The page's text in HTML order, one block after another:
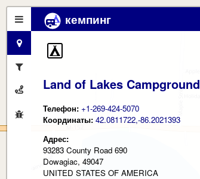
кемпинг
Land of Lakes Campground
Телефон: +1-269-424-5070
Координаты: 42.0811722,-86.2021393
Адрес:
93283 County Road 690
Dowagiac, 49047
UNITED STATES OF AMERICA